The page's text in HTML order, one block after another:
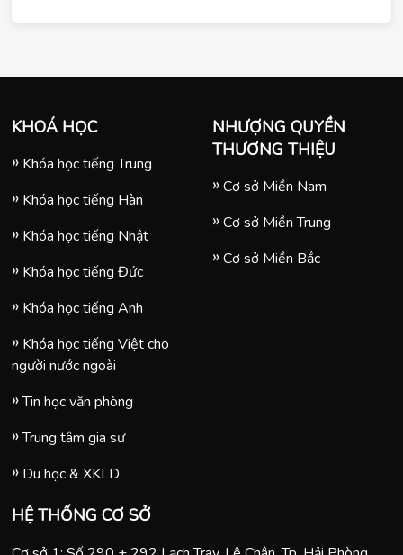
KHOÁ HỌC
Khóa học tiếng Trung
Khóa học tiếng Hàn
Khóa học tiếng Nhật
Khóa học tiếng Đức
Khóa học tiếng Anh
Khóa học tiếng Việt cho
người nước ngoài
Tin học văn phòng
Trung tâm gia sư
Du học & XKLD
NHƯỢNG QUYỀN
THƯƠNG THIỆU
Cơ sở Miền Nam
Cơ sở Miền Trung
Cơ sở Miền Bắc
HỆ THỐNG CƠ SỞ